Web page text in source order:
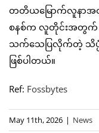
တတိယမြောက်လူနာအထိ
စနစ်က လူတိုင်းအတွ
သက်သေပြလိုက်တဲ့ သိပ္
ဖြစ်ပါတယ်။
Ref: Fossbytes
May 11th, 2026 | News